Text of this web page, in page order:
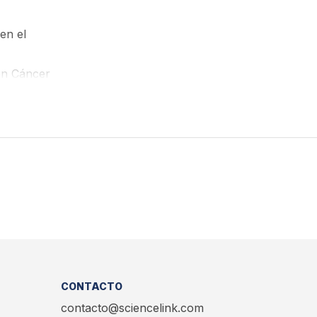
el
Cáncer
CONTACTO
contacto@sciencelink.com